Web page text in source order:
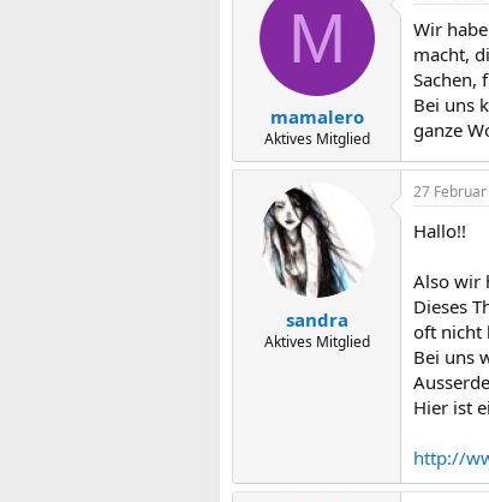
M
mamalero
Aktives Mitglied
Wir
macht,
Sachen,
Bei uns
ganze
sandra
Aktives Mitglied
27
Hallo!!
Also wir
Dieses
oft nicht
Bei uns
Hier ist
http://